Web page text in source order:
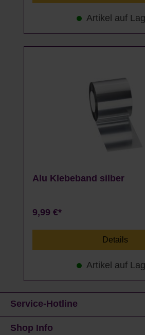
Artikel auf
Alu Klebeband silber
9,99 €*
Details
Artikel auf
Service-Hotline
Shop Info